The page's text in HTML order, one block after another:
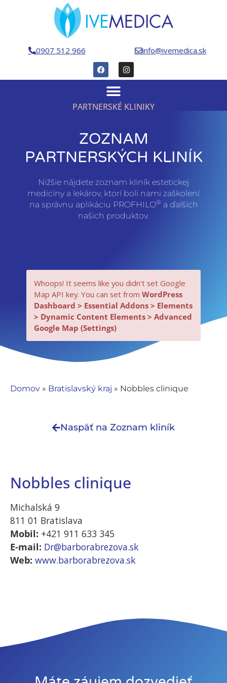
0907 512 966 info@ivemedica.sk
PARTNERSKÉ KLINIKY
ZOZNAM
PARTNERSKÝCH KLINÍK
Nižšie nájdete zoznam kliník estetickej
medicíny a lekárov, ktorí boli nami zaškolení
na správnu aplikáciu PROFHILO®a ďalších
našich produktov.
Whoops! It seems like you didn't set Google
Map API key. You can set from WordPress
Dashboard > Essential Addons > Elements
> Dynamic Content Elements > Advanced
Google Map (Settings)
Domov » Bratislavský kraj » Nobbles clinique
Naspäť na Zoznam kliník
Nobbles clinique
Michalská 9
811 01 Bratislava
Mobil: +421 911 633 345
E-mail: Dr@barborabrezova.sk
Web: www.barborabrezova.sk
cookie nie sú
fungovanie
webovej
Štatistiky
štruktúru
webovej
webovej
spokojnosť